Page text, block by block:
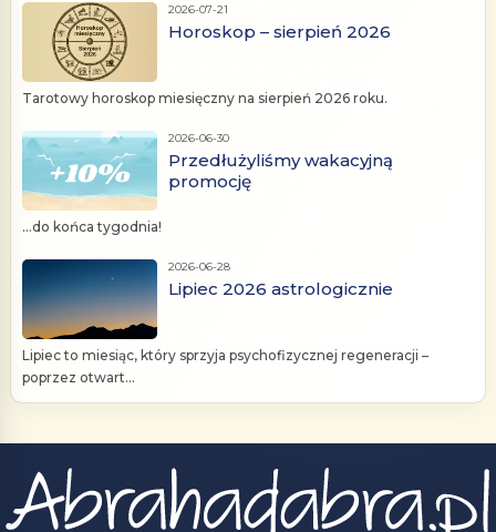
2026-07-21
Horoskop – sierpień 2026
Tarotowy horoskop miesięczny na sierpień 2026 roku.
2026-06-30
Przedłużyliśmy wakacyjną
promocję
...do końca tygodnia!
2026-06-28
Lipiec 2026 astrologicznie
Lipiec to miesiąc, który sprzyja psychofizycznej regeneracji –
poprzez otwart...